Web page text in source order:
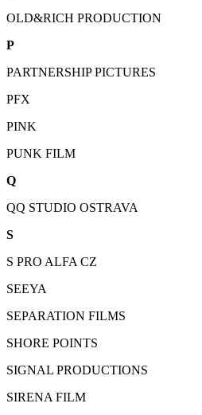
OLD&RICH PRODUCTION
P
PARTNERSHIP PICTURES
PFX
PINK
PUNK FILM
Q
QQ STUDIO OSTRAVA
S
S PRO ALFA CZ
SEEYA
SEPARATION FILMS
SHORE POINTS
SIGNAL PRODUCTIONS
SIRENA FILM